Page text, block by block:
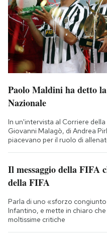
Paolo Maldini ha detto
Nazionale
In un'intervista al Corriere
Giovanni Malagò, di Andrea
piacevano per il ruolo di
Il messaggio della FIFA
della FIFA
Parla di uno «sforzo
Infantino, e mette in chiaro
moltissime critiche